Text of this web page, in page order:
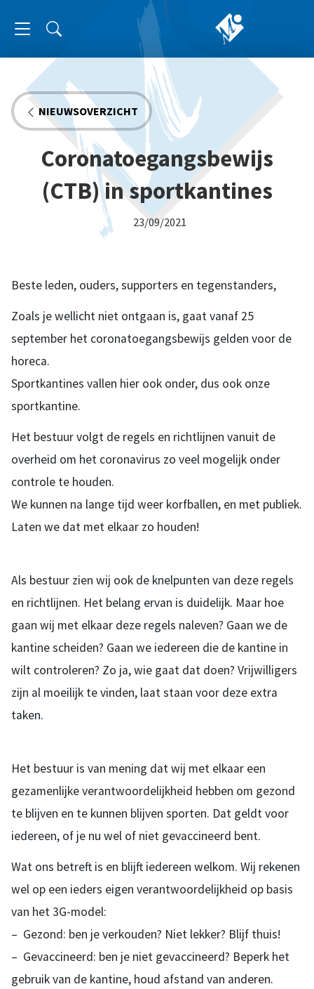
NIEUWSOVERZICHT
Coronatoegangsbewijs
(CTB) in sportkantines
23/09/2021
Beste leden, ouders, supporters en tegenstanders,
Zoals je wellicht niet ontgaan is, gaat vanaf 25
september het coronatoegangsbewijs gelden voor de
horeca.
Sportkantines vallen hier ook onder, dus ook onze
sportkantine.
Het bestuur volgt de regels en richtlijnen vanuit de
overheid om het coronavirus zo veel mogelijk onder
controle te houden.
We kunnen na lange tijd weer korfballen, en met publiek.
Laten we dat met elkaar zo houden!
Als bestuur zien wij ook de knelpunten van deze regels
en richtlijnen. Het belang ervan is duidelijk. Maar hoe
gaan wij met elkaar deze regels naleven? Gaan we de
kantine scheiden? Gaan we iedereen die de kantine in
wilt controleren? Zo ja, wie gaat dat doen? Vrijwilligers
zijn al moeilijk te vinden, laat staan voor deze extra
taken.
Het bestuur is van mening dat wij met elkaar een
gezamenlijke verantwoordelijkheid hebben om gezond
te blijven en te kunnen blijven sporten. Dat geldt voor
iedereen, of je nu wel of niet gevaccineerd bent.
Wat ons betreft is en blijft iedereen welkom. Wij rekenen
wel op een ieders eigen verantwoordelijkheid op basis
van het 3G-model:
– Gezond: ben je verkouden? Niet lekker? Blijf thuis!
– Gevaccineerd: ben je niet gevaccineerd? Beperk het
gebruik van de kantine, houd afstand van anderen.